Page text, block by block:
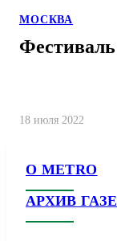
МОСКВА
18 июля 2022
О METRO
АРХИВ